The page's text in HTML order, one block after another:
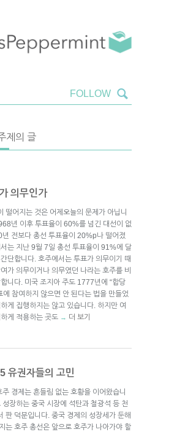
제의 글
의무인가
떨어지는 것은 어제오늘의 문제가 아닙니
년 이후 투표율이 60%를 넘긴 대선이 없
전보다 총선 투표율이 20%p나 떨어졌
는 지난 9월 7일 총선 투표율이 91%에 달
단합니다. 호주에서는 투표가 의무이기 때
가 의무이거나 의무였던 나라는 호주를 비
니다. 미국 조지아 주도 1777년에 “합당
에 참여하지 않으면 안 된다는 법을 만들었
게 집행하지는 않고 있습니다. 하지만 여
게 적용하는 곳도 → 더 보기
유권자들의 고민
경제는 흔들림 없는 호황을 이어왔습니
성장하는 중국 시장에 석탄과 철광석 등 천
판 덕분입니다. 중국 경제의 성장세가 둔해
는 호주 총선은 앞으로 호주가 나아가야 할